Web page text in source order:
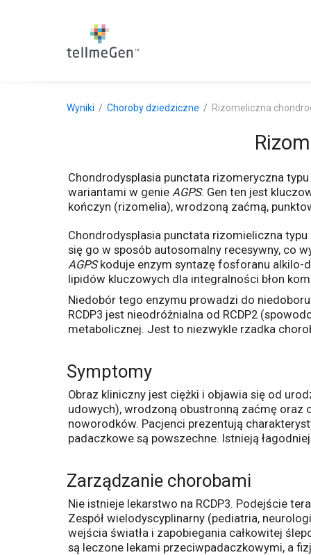
Wyniki Choroby dziedziczne Rizomeliczna
Chondrodysplasia punctata rizomeryczna
wariantami w genie AGPS. Gen ten jest
kończyn (rizomelia), wrodzoną zaćmą,
Chondrodysplasia punctata rizomieliczna
się go w sposób autosomalny recesywny, co
AGPSkoduje enzym syntazę fosforanu alkilo-
lipidów kluczowych dla integralności błon
Niedobór tego enzymu prowadzi do
RCDP3 jest nieodróżnialna od RCDP2
metabolicznej. Jest to niezwykle rzadka
Symptomy
Obraz kliniczny jest ciężki i objawia się od
udowych), wrodzoną obustronną zaćmę oraz
noworodków. Pacjenci prezentują
padaczkowe są powszechne. Istnieją
Zarządzanie chorobami
Nie istnieje lekarstwo na RCDP3. Podejście
Zespół wielodyscyplinarny (pediatria,
wejścia światła i zapobiegania całkowitej
są leczone lekami przeciwpadaczkowymi, a